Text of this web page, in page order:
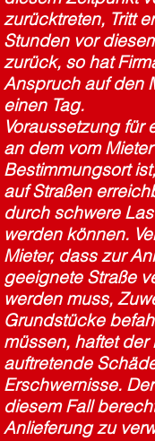
zurücktreten, Tritt
Stunden vor
zurück, so hat
Anspruch auf den
einen Tag.
Voraussetzung für
an dem vom
Bestimmungsort
auf Straßen
durch schwere
werden können.
Mieter, dass zur
geeignete Straße
werden muss,
Grundstücke
müssen, haftet der
auftretende
Erschwernisse.
diesem Fall
Anlieferung zu